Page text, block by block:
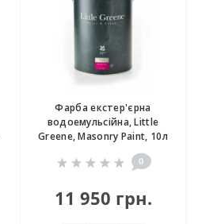
Фарба екстер'єрна
водоемульсійна, Little
Greene, Masonry Paint, 10л
0
11 950 грн.